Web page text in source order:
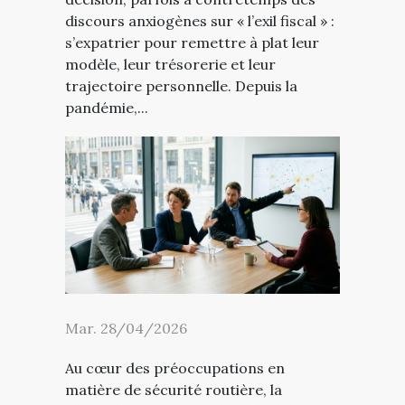
discours anxiogènes sur « l’exil fiscal » :
s’expatrier pour remettre à plat leur
modèle, leur trésorerie et leur
trajectoire personnelle. Depuis la
pandémie,...
Mar. 28/04/2026
Au cœur des préoccupations en
matière de sécurité routière, la